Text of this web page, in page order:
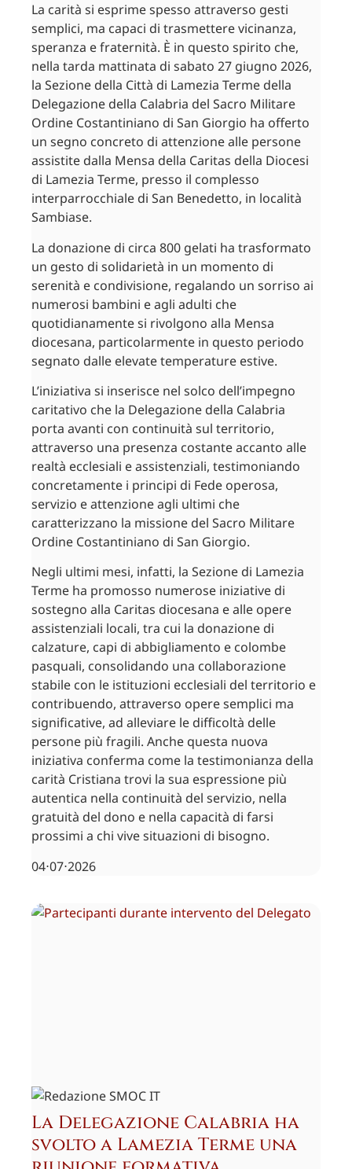
La carità si esprime spesso attraverso gesti
semplici, ma capaci di trasmettere vicinanza,
speranza e fraternità. È in questo spirito che,
nella tarda mattinata di sabato 27 giugno 2026,
la Sezione della Città di Lamezia Terme della
Delegazione della Calabria del Sacro Militare
Ordine Costantiniano di San Giorgio ha offerto
un segno concreto di attenzione alle persone
assistite dalla Mensa della Caritas della Diocesi
di Lamezia Terme, presso il complesso
interparrocchiale di San Benedetto, in località
Sambiase.
La donazione di circa 800 gelati ha trasformato
un gesto di solidarietà in un momento di
serenità e condivisione, regalando un sorriso ai
numerosi bambini e agli adulti che
quotidianamente si rivolgono alla Mensa
diocesana, particolarmente in questo periodo
segnato dalle elevate temperature estive.
L’iniziativa si inserisce nel solco dell’impegno
caritativo che la Delegazione della Calabria
porta avanti con continuità sul territorio,
attraverso una presenza costante accanto alle
realtà ecclesiali e assistenziali, testimoniando
concretamente i principi di Fede operosa,
servizio e attenzione agli ultimi che
caratterizzano la missione del Sacro Militare
Ordine Costantiniano di San Giorgio.
Negli ultimi mesi, infatti, la Sezione di Lamezia
Terme ha promosso numerose iniziative di
sostegno alla Caritas diocesana e alle opere
assistenziali locali, tra cui la donazione di
calzature, capi di abbigliamento e colombe
pasquali, consolidando una collaborazione
stabile con le istituzioni ecclesiali del territorio e
contribuendo, attraverso opere semplici ma
significative, ad alleviare le difficoltà delle
persone più fragili. Anche questa nuova
iniziativa conferma come la testimonianza della
carità Cristiana trovi la sua espressione più
autentica nella continuità del servizio, nella
gratuità del dono e nella capacità di farsi
prossimi a chi vive situazioni di bisogno.
04⋅07⋅2026
La Delegazione Calabria ha
svolto a Lamezia Terme una